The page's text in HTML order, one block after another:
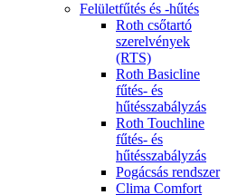
Felületfűtés és -hűtés
Roth csőtartó
szerelvények
(RTS)
Roth Basicline
fűtés- és
hűtésszabályzás
Roth Touchline
fűtés- és
hűtésszabályzás
Pogácsás rendszer
Clima Comfort